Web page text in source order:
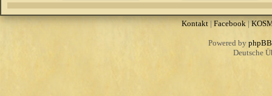
Kontakt| Facebook|
Powered by phpBB
Deutsche